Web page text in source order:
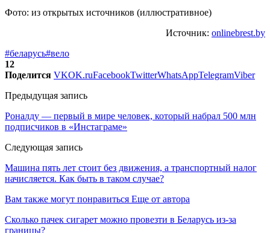
Фото: из открытых источников (иллюстративное)
Источник: onlinebrest.by
#беларусь#вело
12
Поделится VKOK.ruFacebookTwitterWhatsAppTelegramViber
Предыдущая запись
Роналду — первый в мире человек, который набрал 500 млн
подписчиков в «Инстаграме»
Следующая запись
Машина пять лет стоит без движения, а транспортный налог
начисляется. Как быть в таком случае?
Вам также могут понравиться Еще от автора
Сколько пачек сигарет можно провезти в Беларусь из-за
границы?